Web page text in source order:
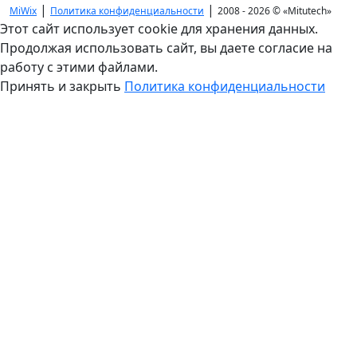
MiWix | Политика конфиденциальности | 2008 - 2026 ©«Mitutech»
Этот сайт использует cookie для хранения данных.
Продолжая использовать сайт, вы даете согласие на
работу с этими файлами.
Принять и закрыть Политика конфиденциальности